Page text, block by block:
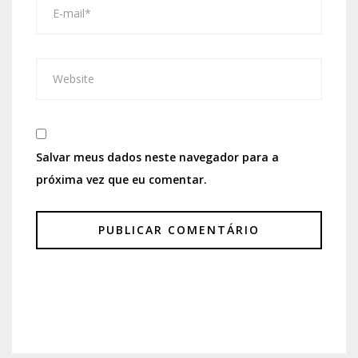
Salvar meus dados neste navegador para a
próxima vez que eu comentar.